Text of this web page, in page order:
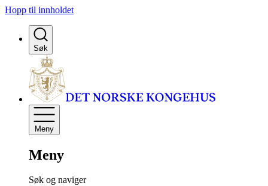
Hopp til innholdet
Søk
Meny
Meny
Søk og naviger